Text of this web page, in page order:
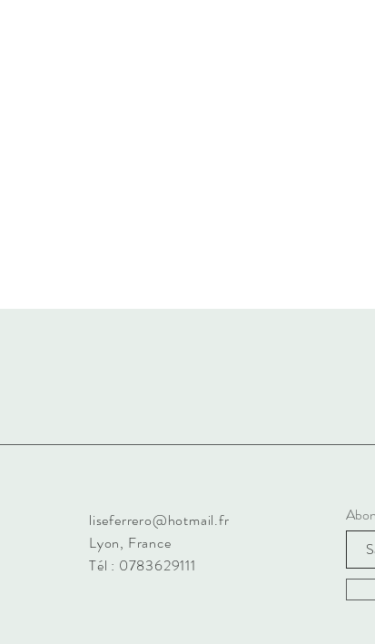
liseferrero@hotmail.fr
Lyon, France
Tél : 0783629111